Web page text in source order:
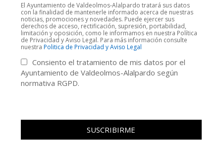
2018-
07-
06
FECHA: 6 JULIO 2018 TEMA: IMPORTANTE ,TOROS
ETIQUETADO: ALALPARDO,CAMPUS,CONFERENCIA
El Ayuntamiento de Valdeolmos-Alalpardo tratará sus datos
con la finalidad de mantenerle informado acerca de nuestras
noticias, promociones y novedades. Puede ejercer sus
derechos de acceso, rectificación, supresión, portabilidad,
limitación y oposición, como le informamos en nuestra Política
de Privacidad y Aviso Legal. Para más información consulte
nuestra Politica de Privacidad y Aviso Legal
Consiento el tratamiento de mis datos por el
Ayuntamiento de Valdeolmos-Alalpardo según
normativa RGPD.